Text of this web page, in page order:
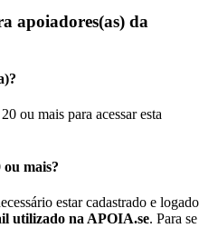
apoiadores(as) da
ou mais para acessar esta
mais?
estar cadastrado e logado
utilizado na APOIA.se. Para se